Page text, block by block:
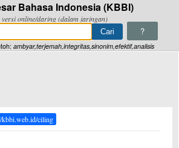
Bahasa Indonesia (KBBI)
versi online/daring (dalam jaringan)
?
ambyar,terjemah,integritas,sinonim,efektif,analisis
kbbi.web.id/ciling